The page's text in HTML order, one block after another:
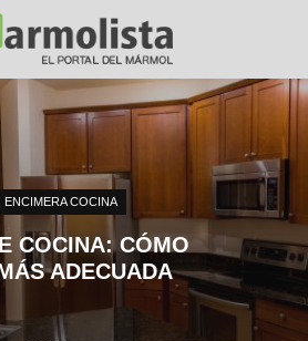
ENCIMERA COCINA
COCINA: CÓMO
ADECUADA